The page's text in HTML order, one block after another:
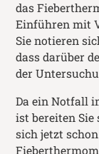
das
Einführen mit
Sie notieren
dass darüber
der
Da ein Notfall
ist bereiten Sie
sich jetzt